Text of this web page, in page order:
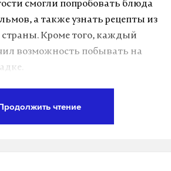
смогли попробовать блюда
а также узнать рецепты из
страны. Кроме того, каждый
возможность побывать на
на Daily Storm в
чтение